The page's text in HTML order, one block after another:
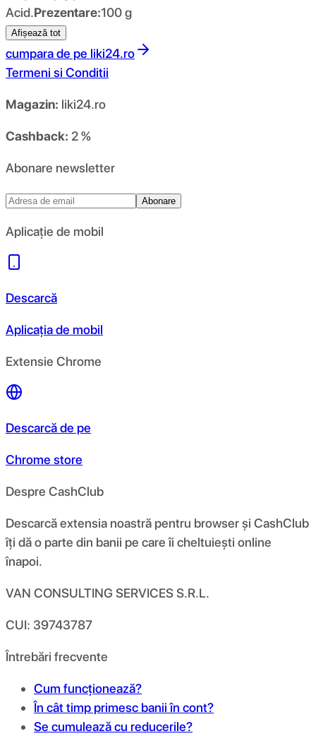
Acid.Prezentare:100 g
Afișează tot
cumpara de pe liki24.ro
Termeni si Conditii
Magazin: liki24.ro
Cashback: 2 %
Abonare newsletter
Abonare
Aplicație de mobil
Descarcă
Aplicația de mobil
Extensie Chrome
Descarcă de pe
Chrome store
Despre CashClub
Descarcă extensia noastră pentru browser și CashClub
îți dă o parte din banii pe care îi cheltuiești online
înapoi.
VAN CONSULTING SERVICES S.R.L.
CUI: 39743787
Întrebări frecvente
Cum funcționează?
În cât timp primesc banii în cont?
Se cumulează cu reducerile?